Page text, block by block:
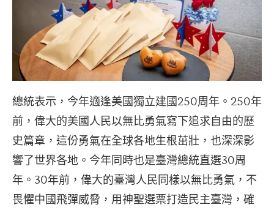
總統表示，今年適逢美國獨立建國250周年。250年
前，偉大的美國人民以無比勇氣寫下追求自由的歷
史篇章，這份勇氣在全球各地生根茁壯，也深深影
響了世界各地。今年同時也是臺灣總統直選30周
年。30年前，偉大的臺灣人民同樣以無比勇氣，不
畏懼中國飛彈威脅，用神聖選票打造民主臺灣，確